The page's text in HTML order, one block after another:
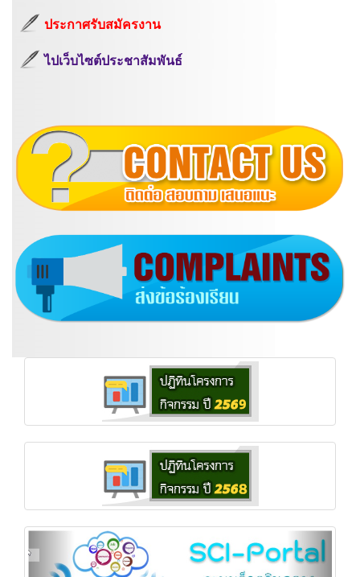
ประกาศรับสมัครงาน
ไปเว็บไซต์ประชาสัมพันธ์